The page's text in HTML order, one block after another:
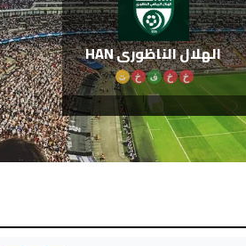
الهلال الناظوري HAN
خ خ ف خ ت